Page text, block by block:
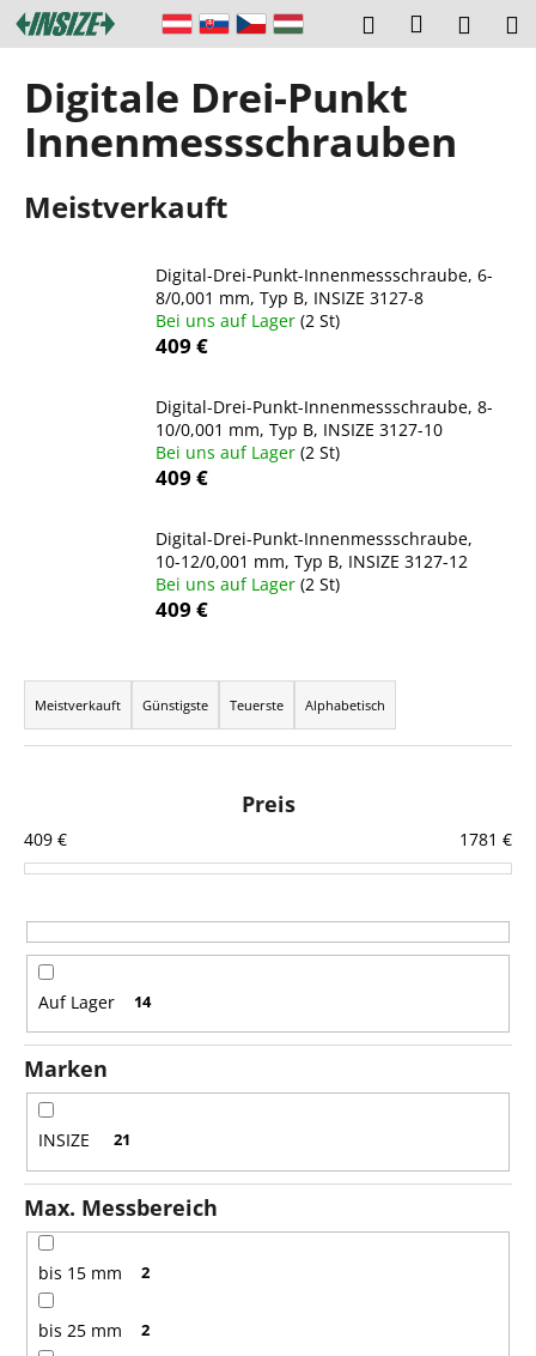
Zum
Inhalt
springen
SuchenLogin
Digitale Drei-Punkt
Innenmessschrauben
Meistverkauft
Digital-Drei-Punkt-Innenmessschraube, 6-
8/0,001 mm, Typ B, INSIZE 3127-8
Bei uns auf Lager (2 St)
409 €
Digital-Drei-Punkt-Innenmessschraube, 8-
10/0,001 mm, Typ B, INSIZE 3127-10
Bei uns auf Lager (2 St)
409 €
Digital-Drei-Punkt-Innenmessschraube,
10-12/0,001 mm, Typ B, INSIZE 3127-12
Bei uns auf Lager (2 St)
409 €
P
o
k
t
o
r
e
r
u
n
g
Meistverkauft Günstigste Teuerste Alphabetisch
Preis
409 € 1781 €
Auf Lager 14
Marken
INSIZE 21
Max. Messbereich
bis 15 mm 2
bis 25 mm 2
W
a
zum
zum
W
a
s
s
W
m
p
e
h